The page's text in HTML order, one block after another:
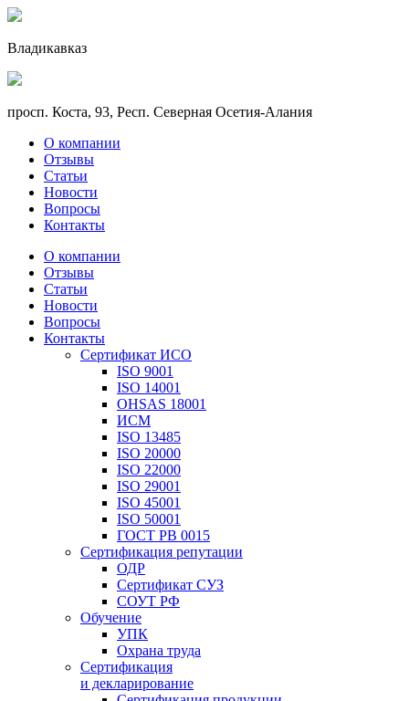
Владикавказ
просп. Коста, 93, Респ. Северная Осетия-Алания
О компании
Отзывы
Статьи
Новости
Вопросы
Контакты
О компании
Отзывы
Статьи
Новости
Вопросы
Контакты
Сертификат ИСО
ISO 9001
ISO 14001
OHSAS 18001
ИСМ
ISO 13485
ISO 20000
ISO 22000
ISO 29001
ISO 45001
ISO 50001
ГОСТ РВ 0015
Сертификация репутации
ОДР
Сертификат СУЗ
СОУТ РФ
Обучение
УПК
Охрана труда
Сертификация
и декларирование